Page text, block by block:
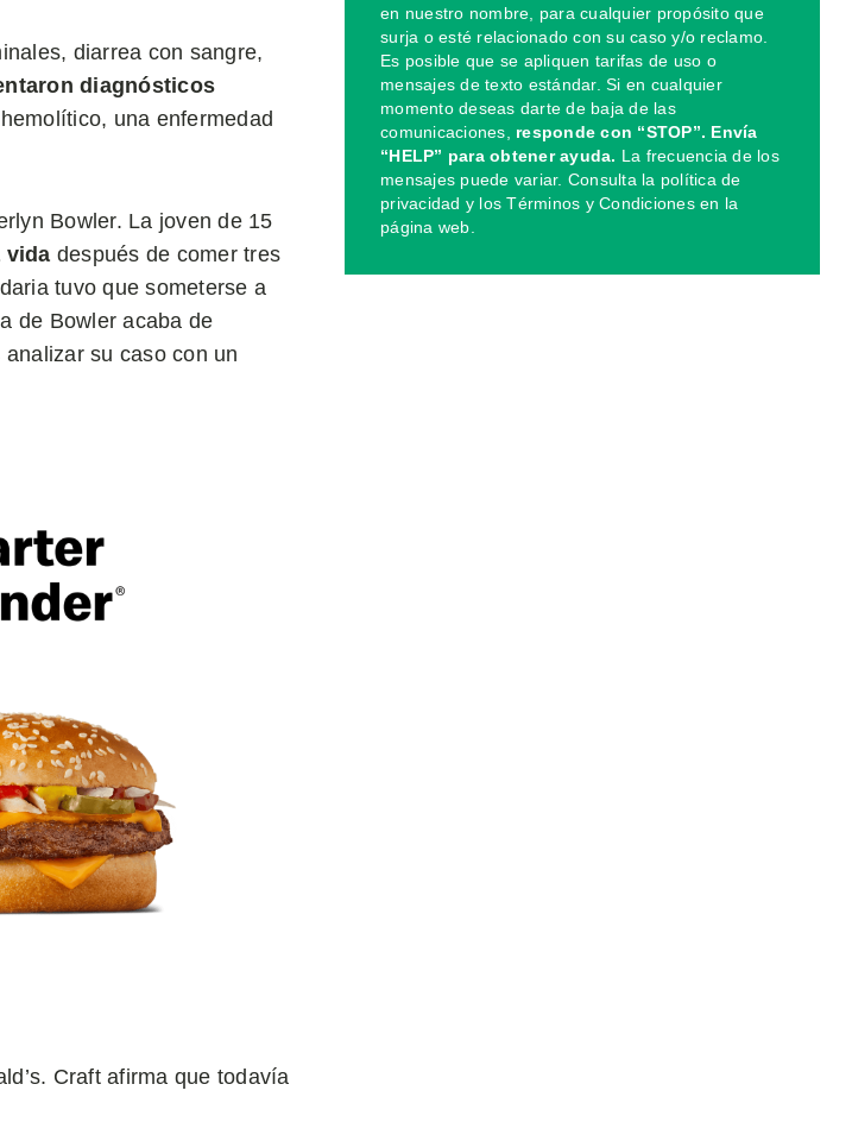
diarrea con sangre,
diagnósticos
una enfermedad
Bowler. La joven de 15
vida después de comer tres
tuvo que someterse a
de Bowler acaba de
su caso con un
Craft afirma que todavía
en nuestro nombre, para cualquier propósito que
surja o esté relacionado con su caso y/o reclamo.
Es posible que se apliquen tarifas de uso o
mensajes de texto estándar. Si en cualquier
momento deseas darte de baja de las
comunicaciones, responde con “STOP”. Envía
“HELP” para obtener ayuda. La frecuencia de los
mensajes puede variar. Consulta la política de
privacidad y los Términos y Condiciones en la
página web.